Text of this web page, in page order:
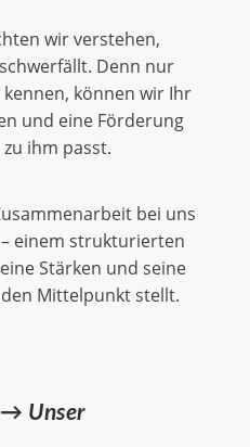
wir verstehen,
Denn nur
können wir Ihr
und eine Förderung
ihm passt.
bei uns
einem strukturierten
Stärken und seine
Mittelpunkt stellt.
Unser